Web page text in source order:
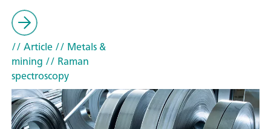
// Article// Metals &
mining // Raman
spectroscopy